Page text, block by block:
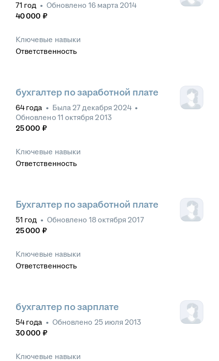
71 год • Обновлено 16 марта 2014
40 000 ₽
Ключевые навыки
Ответственность
бухгалтер по заработной плате
64 года • Была 27 декабря 2024 •
Обновлено 11 октября 2013
25 000 ₽
Ключевые навыки
Ответственность
Бухгалтер по заработной плате
51 год • Обновлено 18 октября 2017
25 000 ₽
Ключевые навыки
Ответственность
бухгалтер по зарплате
54 года • Обновлено 25 июля 2013
30 000 ₽
Ключевые навыки